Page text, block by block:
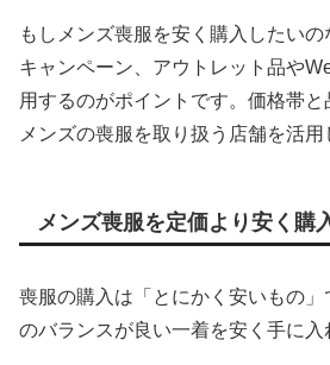
もしメンズ喪服を安く購入したい
キャンペーン、アウトレット品や
用するのがポイントです。価格帯
メンズの喪服を取り扱う店舗を活用
メンズ喪服を定価より安く購
喪服の購入は「とにかく安いもの
のバランスが良い一着を安く手に入